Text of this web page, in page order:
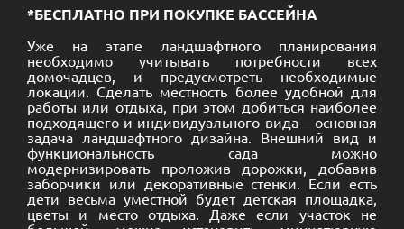
*БЕСПЛАТНО ПРИ ПОКУПКЕ БАССЕЙНА
Уже на этапе ландшафтного планирования
необходимо учитывать потребности всех
домочадцев, и предусмотреть необходимые
локации. Сделать местность более удобной для
работы или отдыха, при этом добиться наиболее
подходящего и индивидуального вида – основная
задача ландшафтного дизайна. Внешний вид и
функциональность сада можно
модернизировать проложив дорожки, добавив
заборчики или декоративные стенки. Если есть
дети весьма уместной будет детская площадка,
цветы и место отдыха. Даже если участок не